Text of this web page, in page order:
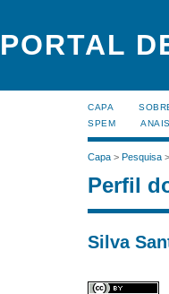
PORTAL
CAPA
SPEM
Capa > Pesquisa >
Perfil
Silva